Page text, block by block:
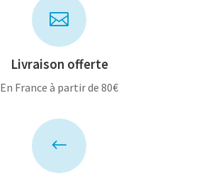

Livraison offerte
En France à partir de 80€
#